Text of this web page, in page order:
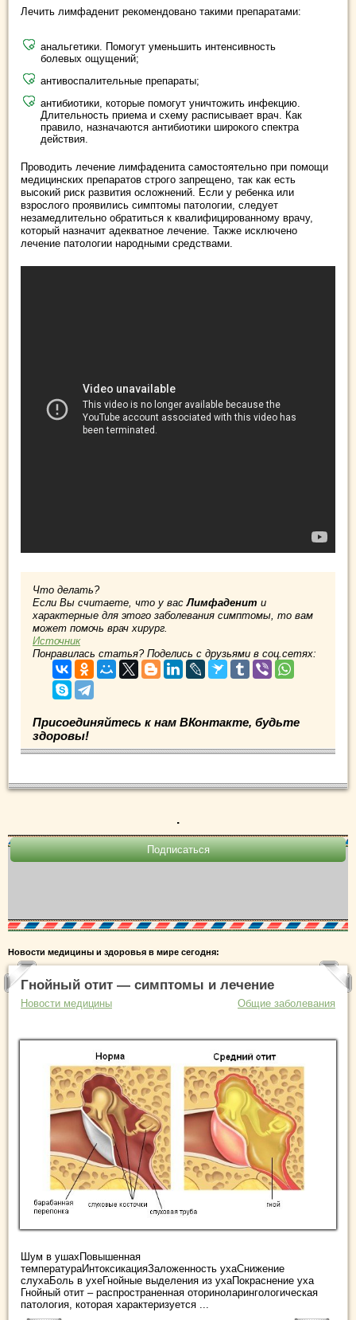
Лечить лимфаденит рекомендовано такими препаратами:
анальгетики. Помогут уменьшить интенсивность
болевых ощущений;
антивоспалительные препараты;
антибиотики, которые помогут уничтожить инфекцию.
Длительность приема и схему расписывает врач. Как
правило, назначаются антибиотики широкого спектра
действия.
Проводить лечение лимфаденита самостоятельно при помощи
медицинских препаратов строго запрещено, так как есть
высокий риск развития осложнений. Если у ребенка или
взрослого проявились симптомы патологии, следует
незамедлительно обратиться к квалифицированному врачу,
который назначит адекватное лечение. Также исключено
лечение патологии народными средствами.
Что делать?
Если Вы считаете, что у васЛимфаденит и
характерные для этого заболевания симптомы, то вам
может помочь врач хирург.
Источник
Понравилась статья? Поделись с друзьями в соц.сетях:
Присоединяйтесь к нам ВКонтакте, будьте
здоровы!
.
Новости медицины и здоровья в мире сегодня:
Гнойный отит — симптомы и лечение
Новости медицины Общие заболевания
Шум в ушахПовышенная
температураИнтоксикацияЗаложенность ухаСнижение
слухаБоль в ухеГнойные выделения из ухаПокраснение уха
Гнойный отит – распространенная оториноларингологическая
патология, которая характеризуется ...